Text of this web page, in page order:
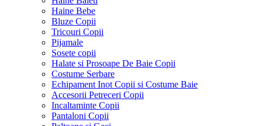
Haine Bebe
Bluze Copii
Tricouri Copii
Pijamale
Sosete copii
Halate si Prosoape De Baie Copii
Costume Serbare
Echipament Inot Copii si Costume Baie
Accesorii Petreceri Copii
Incaltaminte Copii
Pantaloni Copii